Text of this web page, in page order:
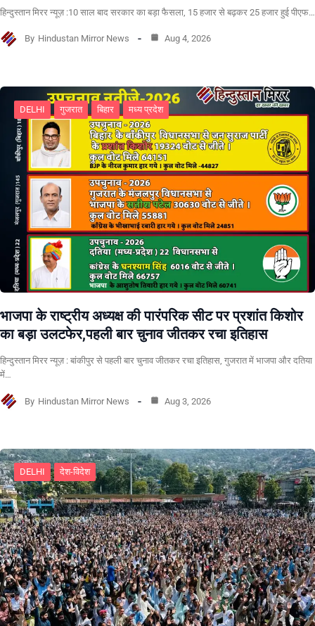
हिन्दुस्तान मिरर न्यूज़ :10 साल बाद सरकार का बड़ा फैसला, 15 हजार से बढ़कर 25 हजार हुई पीएफ…
By Hindustan Mirror News Aug 4, 2026
DELHI गुजरात बिहार मध्य प्रदेश
भाजपा के राष्ट्रीय अध्यक्ष की पारंपरिक सीट पर प्रशांत किशोर
का बड़ा उलटफेर,पहली बार चुनाव जीतकर रचा इतिहास
हिन्दुस्तान मिरर न्यूज़ : बांकीपुर से पहली बार चुनाव जीतकर रचा इतिहास, गुजरात में भाजपा और दतिया
में…
By Hindustan Mirror News Aug 3, 2026
DELHI देश-विदेश